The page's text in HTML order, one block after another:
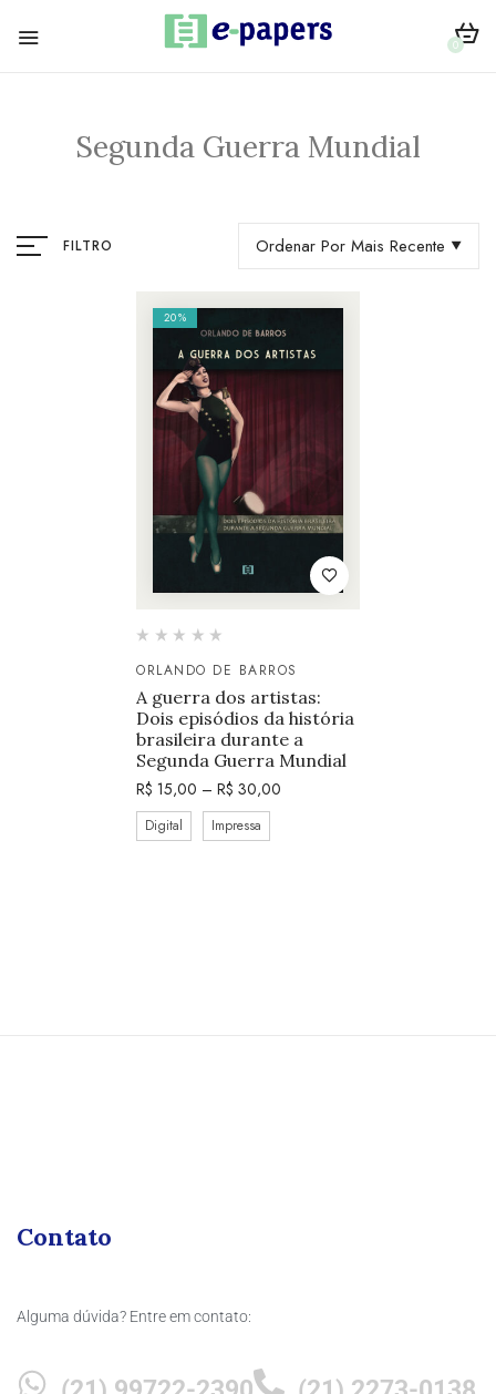
0
Segunda Guerra Mundial
FILTRO Ordenar Por Mais Recente
20%
ORLANDO DE BARROS
A guerra dos artistas:
Dois episódios da história
brasileira durante a
Segunda Guerra Mundial
R$ 15,00 – R$ 30,00
Digital Impressa
Contato
Alguma dúvida? Entre em contato: